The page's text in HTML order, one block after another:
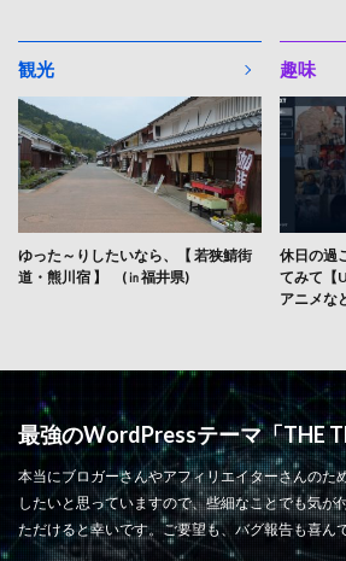
観光
ゆった～りしたいなら、【 若狭鯖街
道・熊川宿 】 (㏌福井県)
趣味
休日の過
てみて【
アニメな
最強のWordPressテーマ「THE
本当にブロガーさんやアフィリエイターさんのた
したいと思っていますので、些細なことでも気が
ただけると幸いです。ご要望も、バグ報告も喜ん